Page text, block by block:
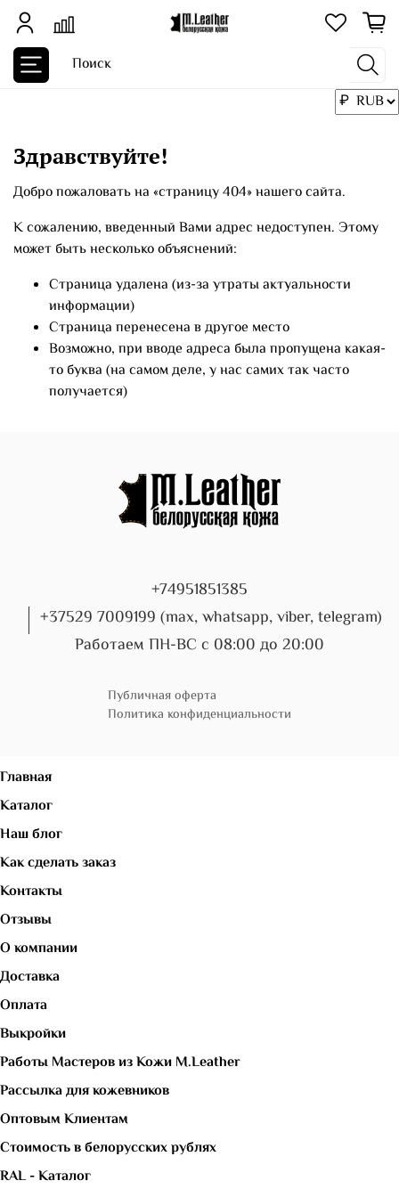
Здравствуйте!
Добро пожаловать на «страницу 404» нашего сайта.
К сожалению, введенный Вами адрес недоступен. Этому
может быть несколько объяснений:
Страница удалена (из-за утраты актуальности
информации)
Страница перенесена в другое место
Возможно, при вводе адреса была пропущена какая-
то буква (на самом деле, у нас самих так часто
получается)
+74951851385
+37529 7009199 (max, whatsapp, viber, telegram)
Работаем ПН-ВС с 08:00 до 20:00
Публичная оферта
Политика конфиденциальности
Главная
Каталог
Наш блог
Как сделать заказ
Контакты
Отзывы
О компании
Доставка
Оплата
Выкройки
Работы Мастеров из Кожи M.Leather
Рассылка для кожевников
Оптовым Клиентам
Стоимость в белорусских рублях
RAL - Каталог